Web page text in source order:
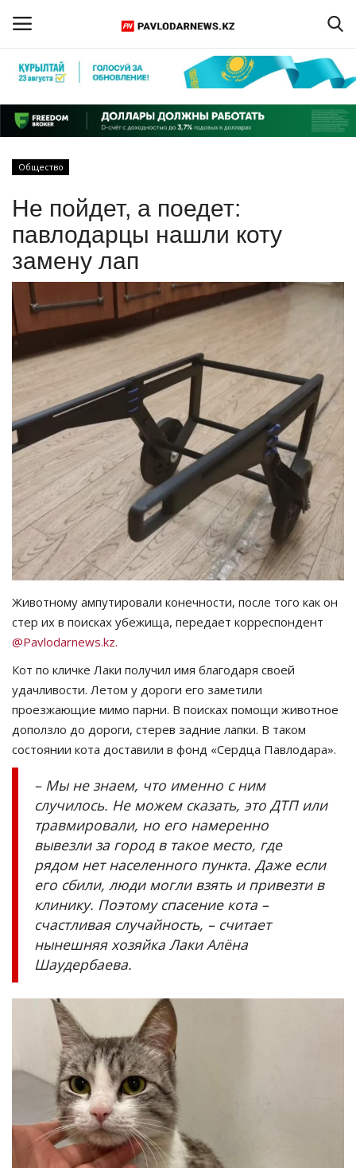
Регистрация
Главная
ПАВЛОДАРСКАЯ ОБЛАСТЬ
КАЗАХСТАН
МИР
СПЕЦПРОЕКТЫ
СПОРТ
Чек-лист
РАЗВЛЕЧЕНИЯ
OFFICIAL
Курултай
Қазақша Русский
Общество
Не пойдет, а поедет:
павлодарцы нашли коту
замену лап
Животному ампутировали конечности, после того как он
стер их в поисках убежища, передает корреспондент
@Pavlodarnews.kz.
Кот по кличке Лаки получил имя благодаря своей
удачливости. Летом у дороги его заметили
проезжающие мимо парни. В поисках помощи животное
доползло до дороги, стерев задние лапки. В таком
состоянии кота доставили в фонд «Сердца Павлодара».
– Мы не знаем, что именно с ним
случилось. Не можем сказать, это ДТП или
травмировали, но его намеренно
вывезли за город в такое место, где
рядом нет населенного пункта. Даже если
его сбили, люди могли взять и привезти в
клинику. Поэтому спасение кота –
счастливая случайность, – считает
нынешняя хозяйка Лаки Алёна
Шаудербаева.